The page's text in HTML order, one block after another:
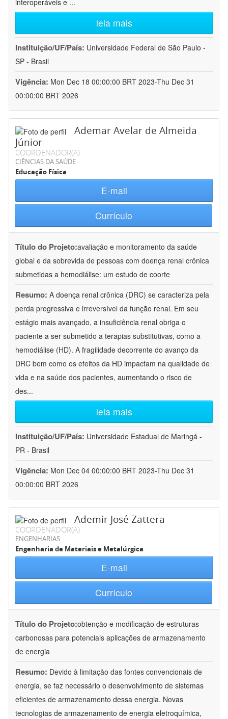
interoperáveis e ...
leia mais
Instituição/UF/País: Universidade Federal de São Paulo -
SP - Brasil
Vigência: Mon Dec 18 00:00:00 BRT 2023-Thu Dec 31
00:00:00 BRT 2026
Ademar Avelar de Almeida
Júnior
COORDENADOR(A)
CIÊNCIAS DA SAÚDE
Educação Física
E-mail
Currículo
Título do Projeto:avaliação e monitoramento da saúde
global e da sobrevida de pessoas com doença renal crônica
submetidas a hemodiálise: um estudo de coorte
Resumo: A doença renal crônica (DRC) se caracteriza pela
perda progressiva e irreversível da função renal. Em seu
estágio mais avançado, a insuficiência renal obriga o
paciente a ser submetido a terapias substitutivas, como a
hemodiálise (HD). A fragilidade decorrente do avanço da
DRC bem como os efeitos da HD impactam na qualidade de
vida e na saúde dos pacientes, aumentando o risco de
des...
leia mais
Instituição/UF/País: Universidade Estadual de Maringá -
PR - Brasil
Vigência: Mon Dec 04 00:00:00 BRT 2023-Thu Dec 31
00:00:00 BRT 2026
Ademir José Zattera
COORDENADOR(A)
ENGENHARIAS
Engenharia de Materiais e Metalúrgica
E-mail
Currículo
Título do Projeto:obtenção e modificação de estruturas
carbonosas para potenciais aplicações de armazenamento
de energia
Resumo: Devido à limitação das fontes convencionais de
energia, se faz necessário o desenvolvimento de sistemas
eficientes de armazenamento dessa energia. Novas
tecnologias de armazenamento de energia eletroquímica,